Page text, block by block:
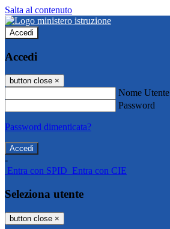
Salta al contenuto
Accedi
Accedi
button close ×
Nome Utente
Password
Password dimenticata?
-
Entra con SPID Entra con CIE
Seleziona utente
button close ×